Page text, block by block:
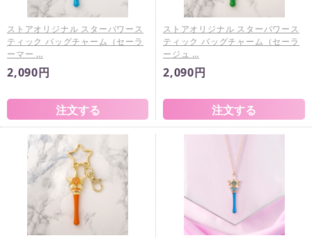
ストアオリジナル スターパワース
ティック バッグチャーム（セーラ
ーマー …
2,090円
ストアオリジナル スターパワース
ティック バッグチャーム（セーラ
ージュ …
2,090円